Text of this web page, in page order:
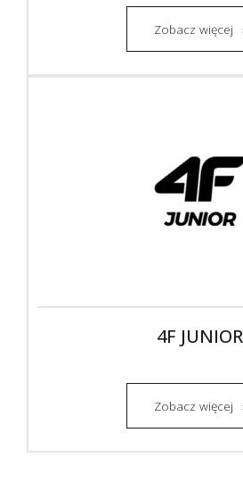
Zobacz więcej
4F JUNIOR
Zobacz więcej